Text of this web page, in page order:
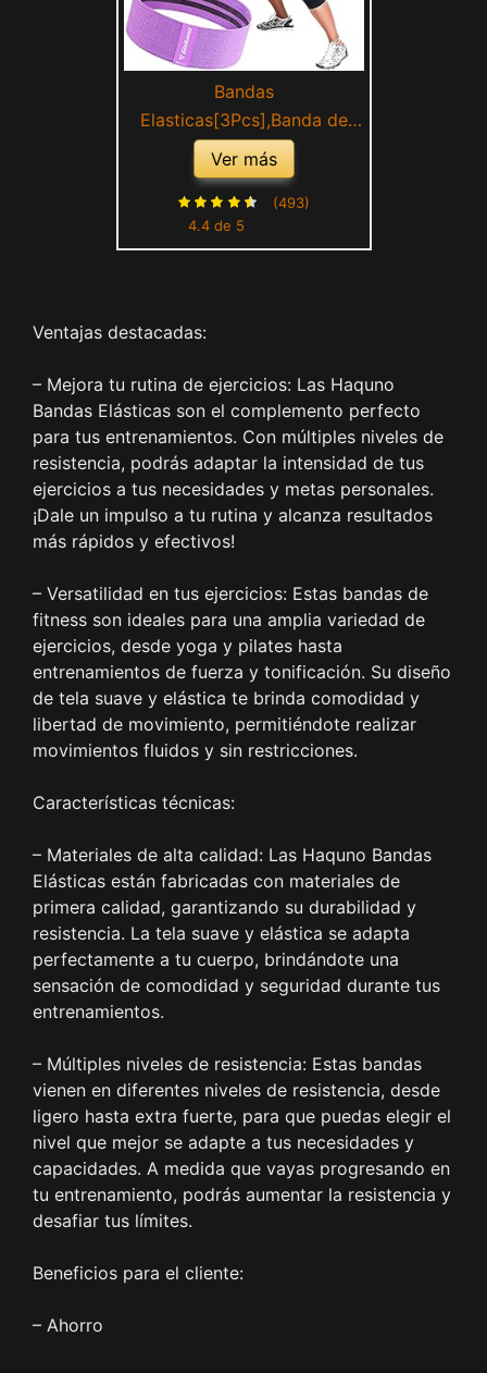
Bandas
Elasticas[3Pcs],Banda de
Fitness de Tela con múltiples
Niveles de Resistencia,
Adecuada para Ejercicios de
Corta Distancia, Yoga,
Ver más
4.4 de 5
(493)
Ventajas destacadas:
– Mejora tu rutina de ejercicios: Las Haquno
Bandas Elásticas son el complemento perfecto
para tus entrenamientos. Con múltiples niveles de
resistencia, podrás adaptar la intensidad de tus
ejercicios a tus necesidades y metas personales.
¡Dale un impulso a tu rutina y alcanza resultados
más rápidos y efectivos!
– Versatilidad en tus ejercicios: Estas bandas de
fitness son ideales para una amplia variedad de
ejercicios, desde yoga y pilates hasta
entrenamientos de fuerza y tonificación. Su diseño
de tela suave y elástica te brinda comodidad y
libertad de movimiento, permitiéndote realizar
movimientos fluidos y sin restricciones.
Características técnicas:
– Materiales de alta calidad: Las Haquno Bandas
Elásticas están fabricadas con materiales de
primera calidad, garantizando su durabilidad y
resistencia. La tela suave y elástica se adapta
perfectamente a tu cuerpo, brindándote una
sensación de comodidad y seguridad durante tus
entrenamientos.
– Múltiples niveles de resistencia: Estas bandas
vienen en diferentes niveles de resistencia, desde
ligero hasta extra fuerte, para que puedas elegir el
nivel que mejor se adapte a tus necesidades y
capacidades. A medida que vayas progresando en
tu entrenamiento, podrás aumentar la resistencia y
desafiar tus límites.
Beneficios para el cliente:
– Ahorro